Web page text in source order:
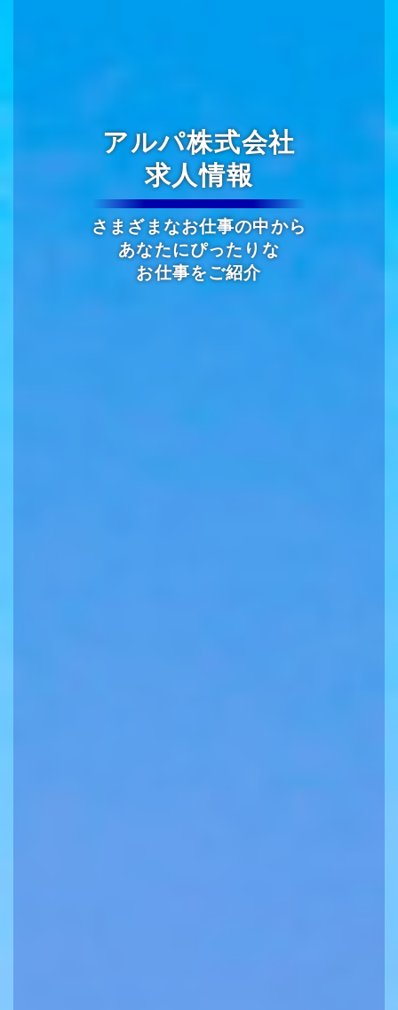
アルパ株式会社
求人情報
さまざまなお仕事の中から
あなたにぴったりな
お仕事をご紹介